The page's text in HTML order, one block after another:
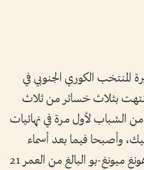
المنتخب الكوري الجنوبي في
إلى أنها انتهت بثلاث خسائر من ثلاث
الشباب لأول مرة في نهائيات
وأصبحا فيما بعد أسماء
أسطورية في كرة القدم الكورية، وهما هونغ ميونغ-بو البالغ من العمر 21